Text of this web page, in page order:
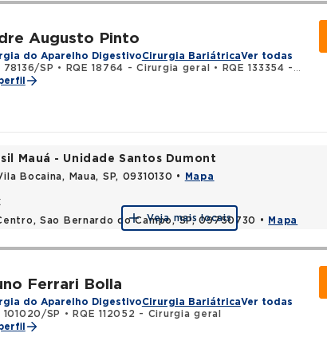
Augusto Pinto
do Aparelho DigestivoCirurgia BariátricaVer todas
78136/SP • RQE 18764 - Cirurgia geral •
RQE 133354 - Cirurgia do aparelho digestivo
Mauá - Unidade Santos Dumont
Bocaina, Maua, SP, 09310130 • Mapa
Sao Bernardo do Campo, SP, 09750730 • Mapa
Veja mais locais
Ferrari Bolla
do Aparelho DigestivoCirurgia BariátricaVer todas
101020/SP
•
RQE 112052 - Cirurgia geral